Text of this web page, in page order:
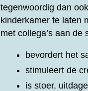
tegenwoordig dan
kinderkamer te laten
met collega’s aan
bevordert het
stimuleert de
is stoer,